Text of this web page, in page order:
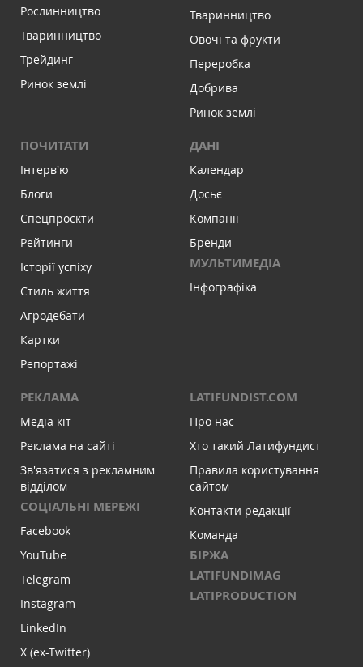
Рослинництво
Тваринництво
Трейдинг
Ринок землі
Тваринництво
Овочі та фрукти
Переробка
Добрива
Ринок землі
ПОЧИТАТИ
Інтервʼю
Блоги
Спецпроєкти
Рейтинги
Історії успіху
Стиль життя
Агродебати
Картки
Репортажі
ДАНІ
Календар
Досьє
Компанії
Бренди
МУЛЬТИМЕДІА
Інфографіка
РЕКЛАМА
Медіа кіт
Реклама на сайті
Зв'язатися з рекламним
відділом
СОЦІАЛЬНІ МЕРЕЖІ
Facebook
YouTube
Telegram
Instagram
LinkedIn
X (ex-Twitter)
LATIFUNDIST.COM
Про нас
Хто такий Латифундист
Правила користування
сайтом
Контакти редакції
Команда
БІРЖА
LATIFUNDIMAG
LATIPRODUCTION